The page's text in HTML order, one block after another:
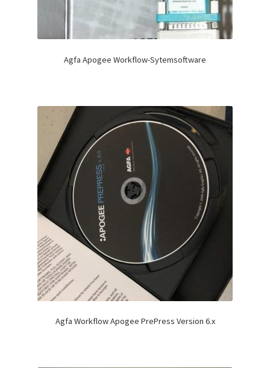
Agfa Apogee Workflow-Sytemsoftware
Agfa Workflow Apogee PrePress Version 6.x